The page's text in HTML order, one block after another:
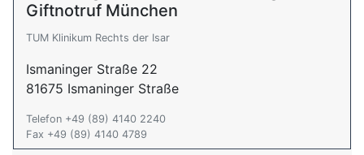
Giftnotruf München
TUM Klinikum Rechts der Isar
Ismaninger Straße 22
81675 Ismaninger Straße
Telefon +49 (89) 4140 2240
Fax +49 (89) 4140 4789